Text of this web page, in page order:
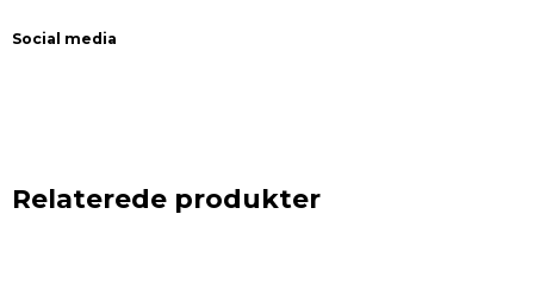
Social media
Relaterede produkter